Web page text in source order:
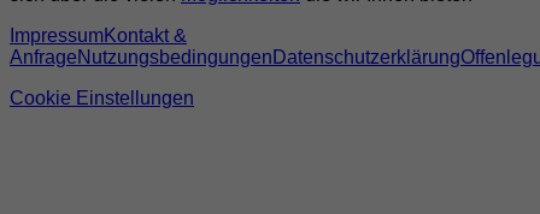
ImpressumKontakt &
AnfrageNutzungsbedingungen Datenschutzerklärung
Cookie Einstellungen